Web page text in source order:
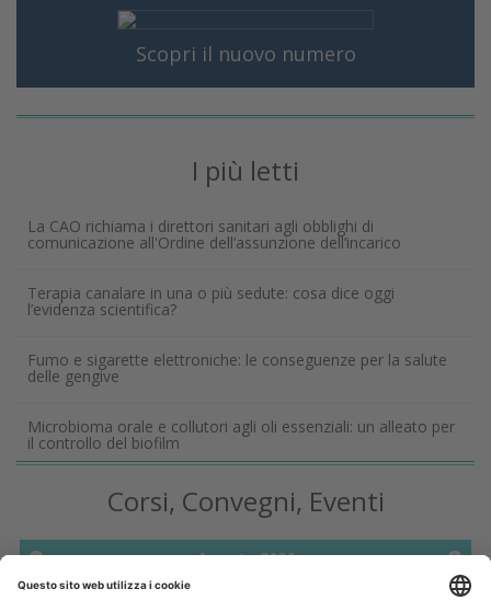
Scopri il nuovo numero
I più letti
La CAO richiama i direttori sanitari agli obblighi di
comunicazione all'Ordine dell’assunzione dell’incarico
Terapia canalare in una o più sedute: cosa dice oggi
l’evidenza scientifica?
Fumo e sigarette elettroniche: le conseguenze per la salute
delle gengive
Microbioma orale e collutori agli oli essenziali: un alleato per
il controllo del biofilm
Corsi, Convegni, Eventi
Agosto 2026
Do Lu Ma